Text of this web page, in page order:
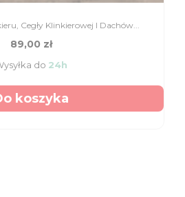
Cegły Klinkierowej I Dachów...
89,00 zł
do 24h
koszyka